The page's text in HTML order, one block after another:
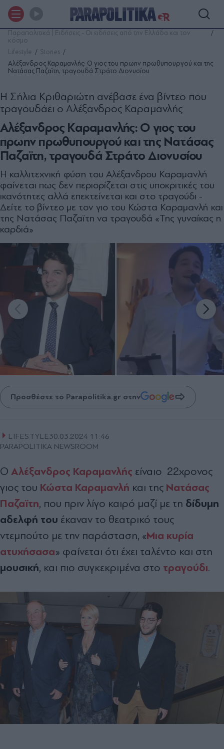
Παραπολιτικά | Ειδήσεις - Οι ειδήσεις από την Ελλάδα και τον
κόσμο
Lifestyle
Stories
Αλέξανδρος Καραμανλής: Ο γιος του πρωην πρωθυπουργού και της
Νατάσας Παζαϊτη, τραγουδά Στράτο Διονυσίου
Αλέξανδρος Καραμανλής: Ο γιος του
πρωην πρωθυπουργού και της Νατάσας
Παζαϊτη, τραγουδά Στράτο Διονυσίου
Η Σήλια Κριθαριώτη ανέβασε ένα βίντεο που
τραγουδάει ο Αλέξανδρος Καραμανλής
Η καλλιτεχνική φύση του Αλέξανδρου Καραμανλή
φαίνεται πως δεν περιορίζεται στις υποκριτικές του
ικανότητες αλλά επεκτείνεται και στο τραγούδι -
Δείτε το βίντεο με τον γιο του Κώστα Καραμανλή και
της Νατάσας Παζαϊτη να τραγουδά «Της γυναίκας η
καρδιά»
Προσθέστε το Parapolitika.gr στην
LIFESTYLE30.03.2024 11:46
PARAPOLITIKA NEWSROOM
Ο Αλέξανδρος Καραμανλής είναιο 22χρονος
γιος του Κώστα Καραμανλή και της Νατάσας
Παζαϊτη, που πριν λίγο καιρό μαζί με τη δίδυμη
αδελφή του έκαναν το θεατρικό τους
ντεμπούτο με την παράσταση, «Μια κυρία
ατυχήσασα» φαίνεται ότι έχει ταλέντο και στη
μουσική, και πιο συγκεκριμένα στο τραγούδι.